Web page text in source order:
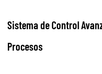
Sistema de Control
Procesos